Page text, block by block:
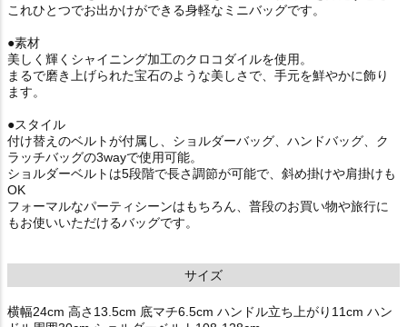
これひとつでお出かけができる身軽なミニバッグです。
●素材
美しく輝くシャイニング加工のクロコダイルを使用。
まるで磨き上げられた宝石のような美しさで、手元を鮮やかに飾り
ます。
●スタイル
付け替えのベルトが付属し、ショルダーバッグ、ハンドバッグ、ク
ラッチバッグの3wayで使用可能。
ショルダーベルトは5段階で長さ調節が可能で、斜め掛けや肩掛けも
OK
フォーマルなパーティシーンはもちろん、普段のお買い物や旅行に
もお使いいただけるバッグです。
サイズ
横幅24cm 高さ13.5cm 底マチ6.5cm ハンドル立ち上がり11cm ハン